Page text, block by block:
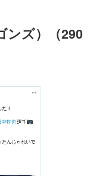
ンズ）（290